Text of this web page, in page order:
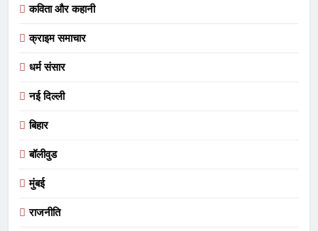
कविता और कहानी
क्राइम समाचार
धर्म संसार
नई दिल्ली
बिहार
बॉलीवुड
मुंबई
राजनीति